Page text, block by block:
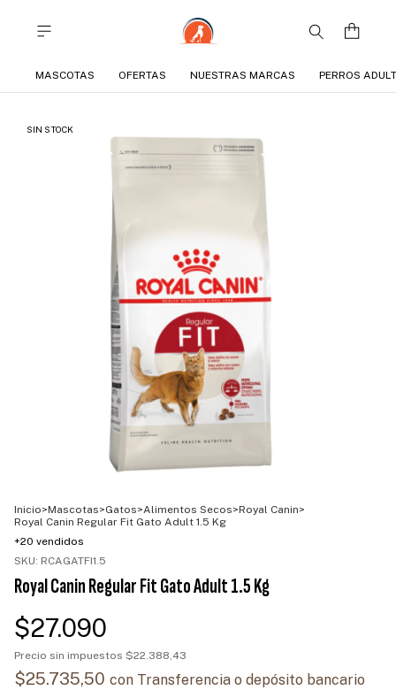
MASCOTAS OFERTAS NUESTRAS MARCAS PERROS
SIN STOCK
Inicio>Mascotas>Gatos>Alimentos Secos>Royal Canin>
Royal Canin Regular Fit Gato Adult 1.5 Kg
+20 vendidos
SKU: RCAGATFI1.5
Royal Canin Regular Fit Gato Adult 1.5 Kg
$27.090
Precio sin impuestos $22.388,43
$25.735,50 con Transferencia o depósito bancario